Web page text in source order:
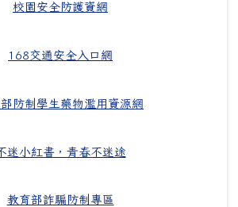
校園安全防護資網
168交通安全入口網
防制學生藥物濫用資源網
迷小紅書，青春不迷途
教育部詐騙防制專區